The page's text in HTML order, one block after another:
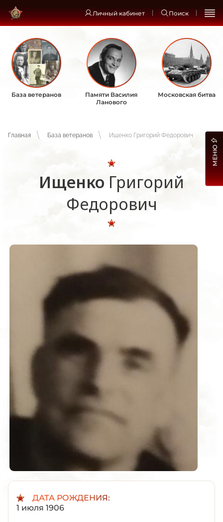
Личный кабинет Поиск
База ветеранов
Памяти Василия
Ланового
Московская битва
Главная База ветеранов Ищенко Григорий Федорович
Ищенко Григорий
Федорович
ДАТА РОЖДЕНИЯ:
1 июля 1906
МЕНЮ